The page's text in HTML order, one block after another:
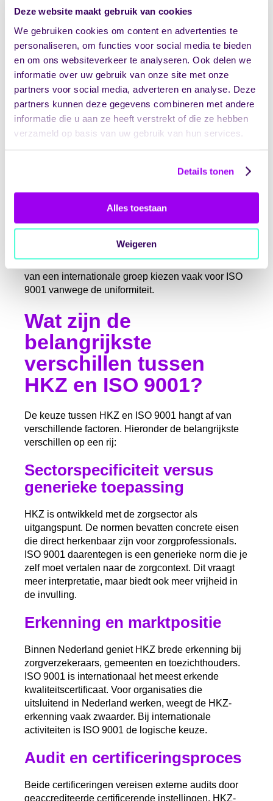
Deze website maakt gebruik van cookies
We gebruiken cookies om content en advertenties te
personaliseren, om functies voor social media te bieden
en om ons websiteverkeer te analyseren. Ook delen we
informatie over uw gebruik van onze site met onze
partners voor social media, adverteren en analyse. Deze
partners kunnen deze gegevens combineren met andere
informatie die u aan ze heeft verstrekt of die ze hebben
verzameld op basis van uw gebruik van hun services.
Details tonen
Alles toestaan
Weigeren
vormen de basis voor een systematische aanpak
van kwaliteitsborging.
Hoe past ISO 9001 binnen een
zorgomgeving?
Hoewel ISO 9001 generiek is, biedt de norm
voldoende flexibiliteit om toe te passen in
zorgsituaties. Zorgorganisaties kunnen de eisen
vertalen naar hun specifieke context. De
verbetering aansluit bij de dynamiek van de
ISO 9001-certificering wordt internationaal erkend.
Voor zorgorganisaties met grensoverschrijdende
ambities buiten Nederland kan dit een belangrijk
voordeel zijn. Ook organisaties die deel uitmaken
van een internationale groep kiezen vaak voor ISO
9001 vanwege de uniformiteit.
Wat zijn de
belangrijkste
verschillen tussen
HKZ en ISO 9001?
De keuze tussen HKZ en ISO 9001 hangt af van
verschillende factoren. Hieronder de belangrijkste
verschillen op een rij:
Sectorspecificiteit versus
generieke toepassing
HKZ is ontwikkeld met de zorgsector als
uitgangspunt. De normen bevatten concrete eisen
die direct herkenbaar zijn voor zorgprofessionals.
ISO 9001 daarentegen is een generieke norm die je
zelf moet vertalen naar de zorgcontext. Dit vraagt
meer interpretatie, maar biedt ook meer vrijheid in
de invulling.
Erkenning en marktpositie
Binnen Nederland geniet HKZ brede erkenning bij
zorgverzekeraars, gemeenten en toezichthouders.
ISO 9001 is internationaal het meest erkende
kwaliteitscertificaat. Voor organisaties die
uitsluitend in Nederland werken, weegt de HKZ-
erkenning vaak zwaarder. Bij internationale
activiteiten is ISO 9001 de logische keuze.
Audit en certificeringsproces
Beide certificeringen vereisen externe audits door
geaccrediteerde certificerende instellingen. HKZ-